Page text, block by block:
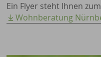
Ein Flyer steht Ihnen
Wohnberatung